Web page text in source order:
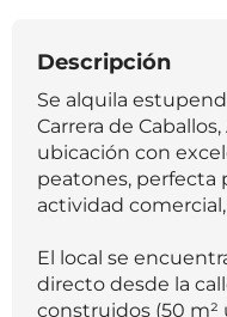
Descripción
Se alquila
Carrera de
ubicación con
peatones, perfecta
actividad
El local se
directo desde la
construidos (50